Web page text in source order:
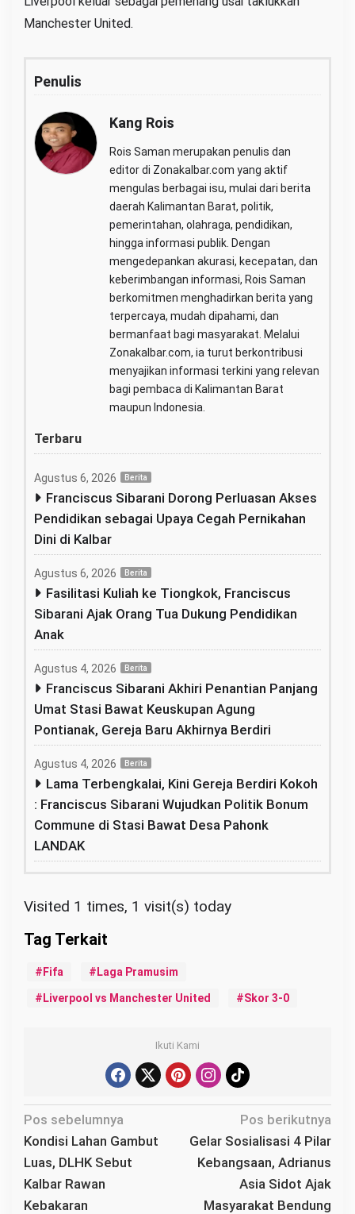
Manchester United.
Penulis
Kang Rois
Rois Saman merupakan penulis dan
editor di Zonakalbar.com yang aktif
mengulas berbagai isu, mulai dari berita
daerah Kalimantan Barat, politik,
pemerintahan, olahraga, pendidikan,
hingga informasi publik. Dengan
mengedepankan akurasi, kecepatan, dan
keberimbangan informasi, Rois Saman
berkomitmen menghadirkan berita yang
terpercaya, mudah dipahami, dan
bermanfaat bagi masyarakat. Melalui
Zonakalbar.com, ia turut berkontribusi
menyajikan informasi terkini yang relevan
bagi pembaca di Kalimantan Barat
maupun Indonesia.
Terbaru
Agustus 6, 2026 Berita
Franciscus Sibarani Dorong Perluasan Akses
Pendidikan sebagai Upaya Cegah Pernikahan
Dini di Kalbar
Agustus 6, 2026 Berita
Fasilitasi Kuliah ke Tiongkok, Franciscus
Sibarani Ajak Orang Tua Dukung Pendidikan
Anak
Agustus 4, 2026 Berita
Franciscus Sibarani Akhiri Penantian Panjang
Umat Stasi Bawat Keuskupan Agung
Pontianak, Gereja Baru Akhirnya Berdiri
Agustus 4, 2026 Berita
Lama Terbengkalai, Kini Gereja Berdiri Kokoh
: Franciscus Sibarani Wujudkan Politik Bonum
Commune di Stasi Bawat Desa Pahonk
LANDAK
Visited 1 times, 1 visit(s) today
Fifa Laga Pramusim
Liverpool vs Manchester United Skor 3-0
Ikuti Kami
N
a
v
i
g
Pos sebelumnya
Kondisi Lahan Gambut
Luas, DLHK Sebut
Kalbar Rawan
Kebakaran
Pos berikutnya
Gelar Sosialisasi 4 Pilar
Kebangsaan, Adrianus
Asia Sidot Ajak
Masyarakat Bendung